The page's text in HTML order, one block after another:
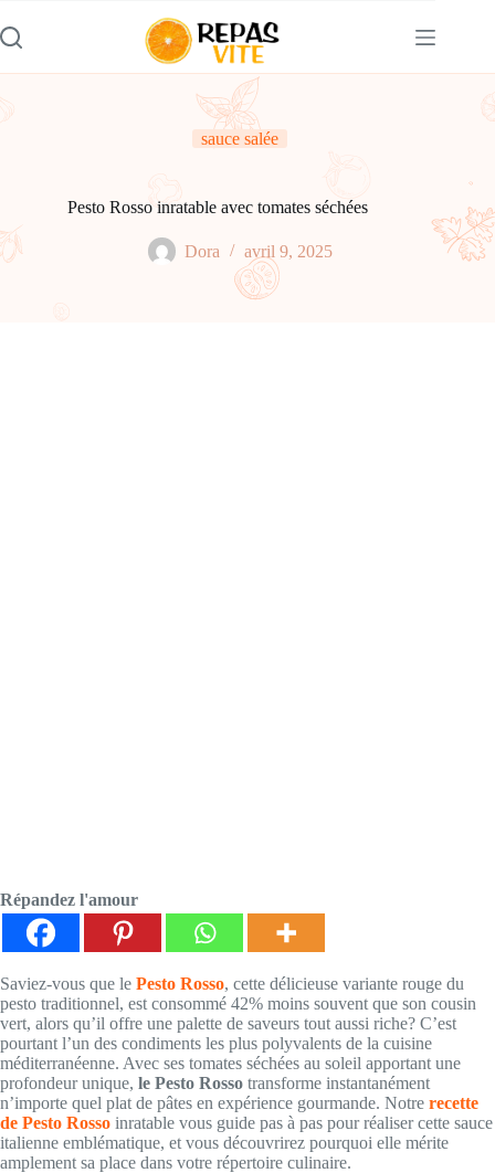
au
contenu
sauce salée
Pesto Rosso inratable avec tomates séchées
Dora avril 9, 2025
Répandez l'amour
Saviez-vous que le Pesto Rosso, cette délicieuse variante rouge du
pesto traditionnel, est consommé 42% moins souvent que son cousin
vert, alors qu’il offre une palette de saveurs tout aussi riche? C’est
pourtant l’un des condiments les plus polyvalents de la cuisine
méditerranéenne. Avec ses tomates séchées au soleil apportant une
profondeur unique, le Pesto Rosso transforme instantanément
n’importe quel plat de pâtes en expérience gourmande. Notre recette
de Pesto Rosso inratable vous guide pas à pas pour réaliser cette sauce
italienne emblématique, et vous découvrirez pourquoi elle mérite
amplement sa place dans votre répertoire culinaire.